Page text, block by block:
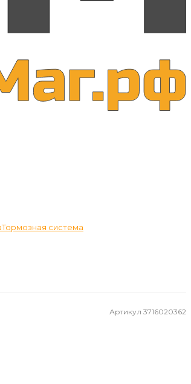
Тормозная система
Артикул 3716020362